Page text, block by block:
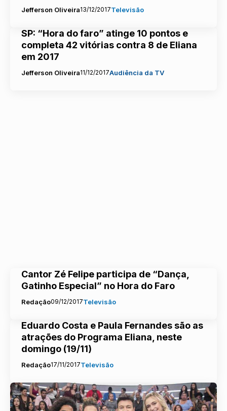
Jefferson Oliveira13/12/2017Televisão
SP: “Hora do faro” atinge 10 pontos e
completa 42 vitórias contra 8 de Eliana
em 2017
Jefferson Oliveira11/12/2017Audiência da TV
Cantor Zé Felipe participa de “Dança,
Gatinho Especial” no Hora do Faro
Redação09/12/2017Televisão
Eduardo Costa e Paula Fernandes são as
atrações do Programa Eliana, neste
domingo (19/11)
Redação17/11/2017Televisão